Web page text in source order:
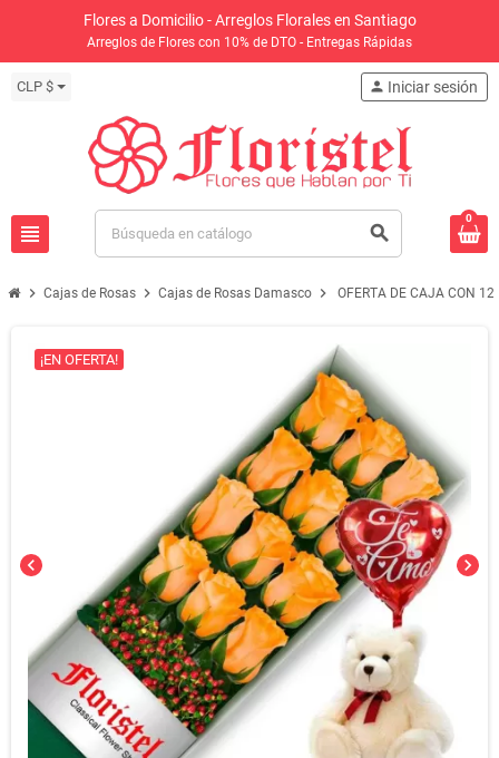
Flores a Domicilio - Arreglos Florales en Santiago
Arreglos de Flores con 10% de DTO - Entregas Rápidas
CLP $
view_headline search
person Iniciar sesión
0
chevron_right Cajas de Rosas chevron_right Cajas de Rosas Damasco chevron_right OFERTA DE CAJA CON 12
chevron_left chevron_right
¡EN OFERTA!